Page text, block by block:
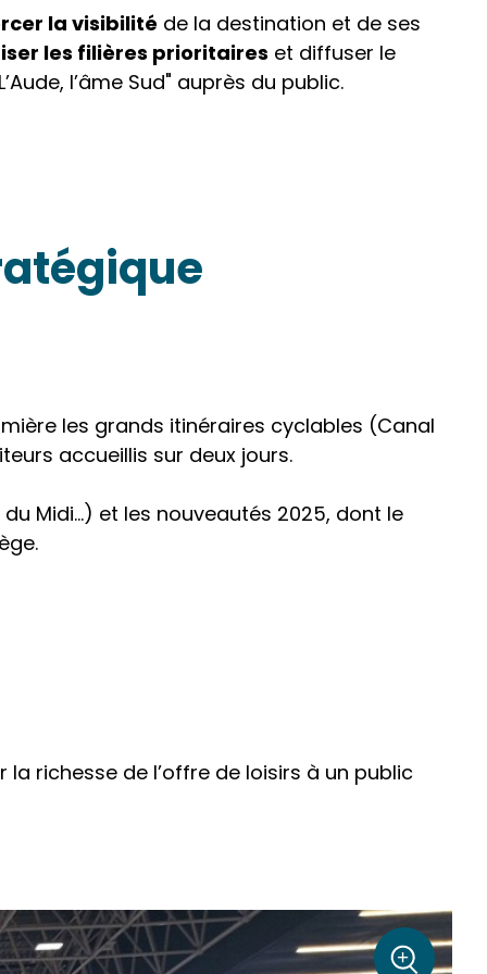
la visibilité de la destination et de ses
les filières prioritaires et diffuser le
l’âme Sud" auprès du public.
les grands itinéraires cyclables (Canal
accueillis sur deux jours.
Midi…) et les nouveautés 2025, dont le
richesse de l’offre de loisirs à un public
+
sur la